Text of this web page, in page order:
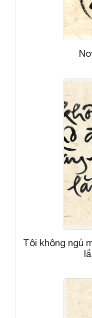
Tôi không ngủ